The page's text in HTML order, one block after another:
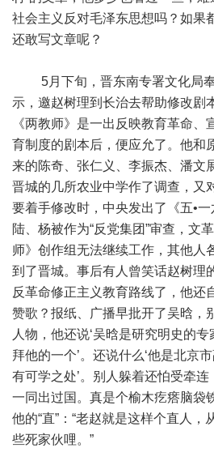
社会主义反对毛泽东思想吗？如果
还敢写文章呢？
5月下旬，晋东南专署文化局奉
示，邀赵树理到长治去帮助修改剧
《两教师》是一出反映教育革命、
育制度的剧本后，便应允了。他和
来的陈奇、张仁义、李振杰、潘文
晋城的几所农业中学作了调查，又
要着手修改时，中央发出了《五•一
陆、杨被作为“反党集团”审查，文
师》创作组无法继续工作，其他人
到了晋城。事后有人曾笑话赵树理
反革命修正主义教育路线了，他还
赞歌？报纸、广播早批开了吴晗，
人物，他还说‘吴晗是研究明史的
拜他的一个’。还说什么‘他是北京
有可学之处’。别人躲着还怕受牵
一同出过国。真是个榆木疙瘩脑袋
他的“直”：“老赵就是这样个直人
些死家伙哩。”